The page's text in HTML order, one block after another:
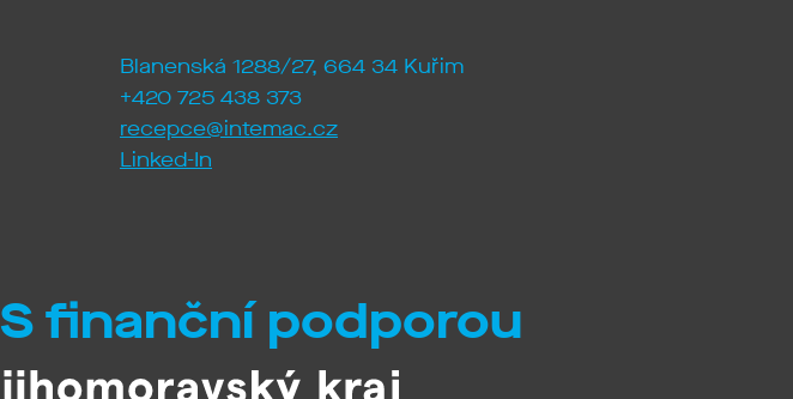
Blanenská 1288/27, 664 34 Kuřim
+420 725 438 373
recepce@intemac.cz
Linked-In
S finanční podporou